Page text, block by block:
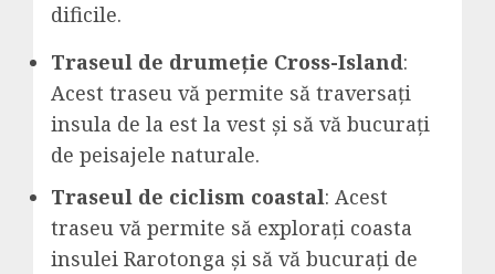
dificile.
Traseul de drumeție Cross-Island:
Acest traseu vă permite să traversați
insula de la est la vest și să vă bucurați
de peisajele naturale.
Traseul de ciclism coastal: Acest
traseu vă permite să explorați coasta
insulei Rarotonga și să vă bucurați de